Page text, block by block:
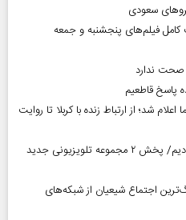
سعودی
فیلم‌های پنجشنبه و جمعه
صحت ندارد
پاسخ قاطعیم
شد؛ از ارتباط زنده با کربلا تا روایت
هنرمند منحصر‌به‌فردی را از دست دادیم/ پخش ۲ مجموعه تلویزیونی جدید
بزرگ‌ترین اجتماع شیعیان از شبکه‌های